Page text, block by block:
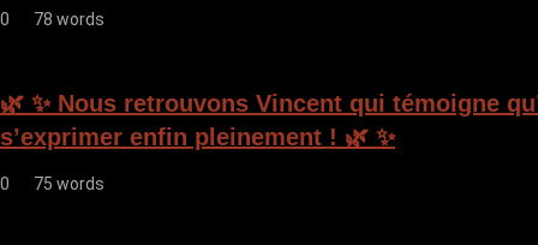
0 78 words
🌿 ✨ Nous retrouvons Vincent qui témoigne
s’exprimer enfin pleinement ! 🌿 ✨
0 75 words